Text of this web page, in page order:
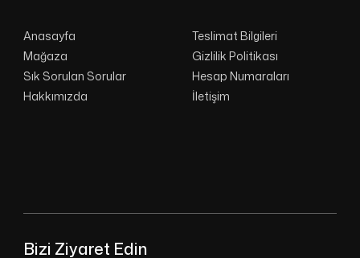
Bizi Ziyaret Edin
Anasayfa
Mağaza
Sık Sorulan Sorular
Hakkımızda
Teslimat Bilgileri
Gizlilik Politikası
Hesap Numaraları
İletişim